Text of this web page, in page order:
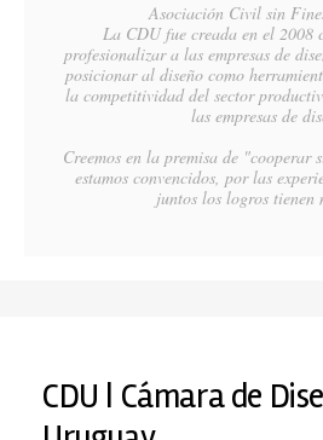
Asociación Civil sin
La CDU fue creada en el 2008
profesionalizar a las empresas de
posicionar al diseño como
la competitividad del sector
las empresas de
Creemos en la premisa de "cooperar
estamos convencidos, por las
juntos los logros tienen
CDU | Cámara de